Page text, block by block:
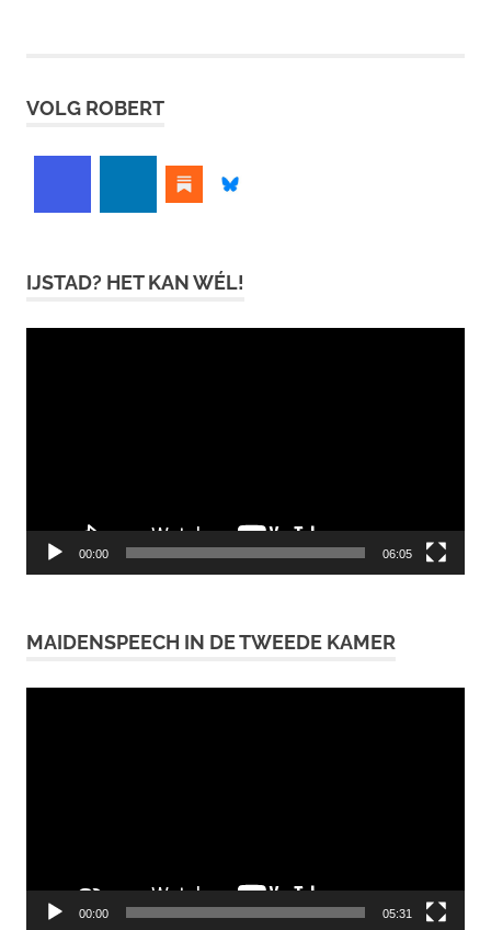
VOLG ROBERT
IJSTAD? HET KAN WÉL!
00:00 06:05
MAIDENSPEECH IN DE TWEEDE KAMER
00:00 05:31